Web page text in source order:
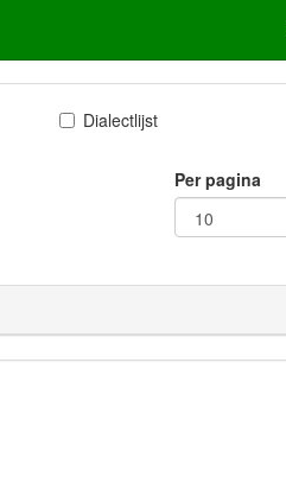
Dialectlijst
Per pagina